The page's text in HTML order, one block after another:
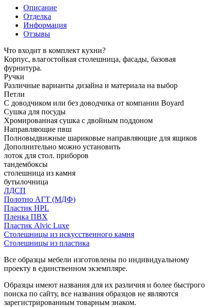
Описание
Отделка
Информация
Отзывы
Что входит в комплект кухни?
Корпус, влагостойкая столешница, фасады, базовая
фурнитура.
Ручки
Различные варианты дизайна и материала на выбор
Петли
С доводчиком или без доводчика от компании Boyard
Сушка для посуды
Хромированная сушка с двойным поддоном
Направляющие пвш
Полновыдвижные шариковые направляющие для ящиков
Дополнительно можно установить
лоток для стол. приборов
тандембоксы
столешница из камня
бутылочница
ЛДСП
Полотно АГТ (МДФ)
Пластик HPL
Пленка ПВХ
Пластик Alvic Luxe
Столешницы из искусственного камня
Столешницы из пластика
Все образцы мебели изготовлены по индивидуальному
проекту в единственном экземпляре.
Образцы имеют названия для их различия и более быстрого
поиска по сайту, все названия образцов не являются
зарегистрированным товарным знаком.